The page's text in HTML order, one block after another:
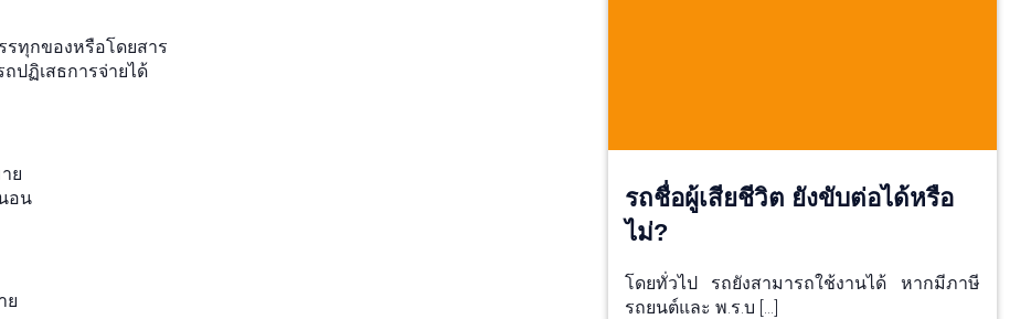
รทุกของหรือโดยสาร
ปฏิเสธการจ่ายได้
ย
อน
ย
รถชื่อผู้เสียชีวิต ยังขับต่อได้หรือ
ไม่?
โดยทั่วไป รถยังสามารถใช้งานได้ หากมีภาษี
รถยนต์และ พ.ร.บ […]